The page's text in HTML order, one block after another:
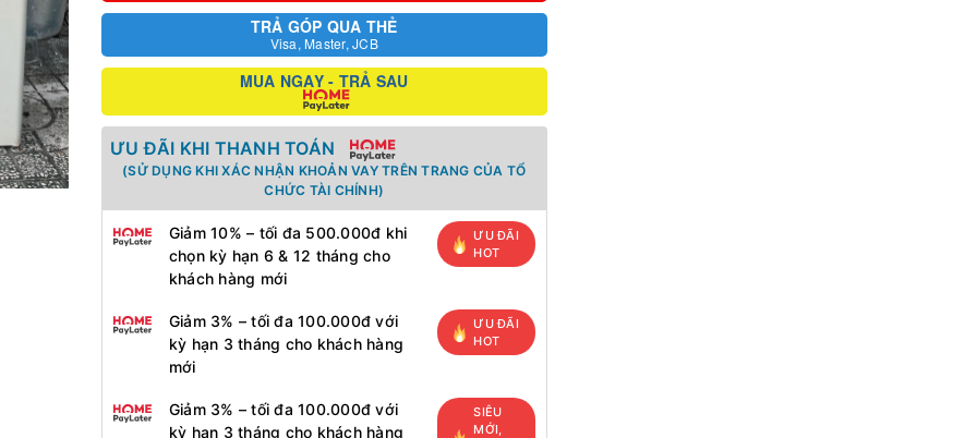
TRẢ GÓP QUA THẺ
Visa, Master, JCB
MUA NGAY - TRẢ SAU
ƯU ĐÃI KHI THANH TOÁN
(SỬ DỤNG KHI XÁC NHẬN KHOẢN VAY TRÊN TRANG CỦA TỔ
CHỨC TÀI CHÍNH)
Giảm 10% – tối đa 500.000đ khi
chọn kỳ hạn 6 & 12 tháng cho
khách hàng mới
ƯU ĐÃI
HOT
Giảm 3% – tối đa 100.000đ với
kỳ hạn 3 tháng cho khách hàng
mới
ƯU ĐÃI
HOT
Giảm 3% – tối đa 100.000đ với
kỳ hạn 3 tháng cho khách hàng
SIÊU
MỚI,